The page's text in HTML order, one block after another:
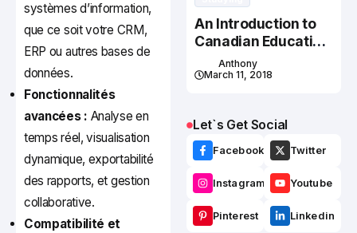
systèmes d’information,
que ce soit votre CRM,
ERP ou autres bases de
données.
Fonctionnalités
avancées : Analyse en
temps réel, visualisation
dynamique, exportabilité
des rapports, et gestion
collaborative.
Compatibilité et
An Introduction to
Canadian Education
System
Anthony
March 11, 2018
Let`s Get Social
Facebook Twitter
Instagram Youtube
Pinterest Linkedin